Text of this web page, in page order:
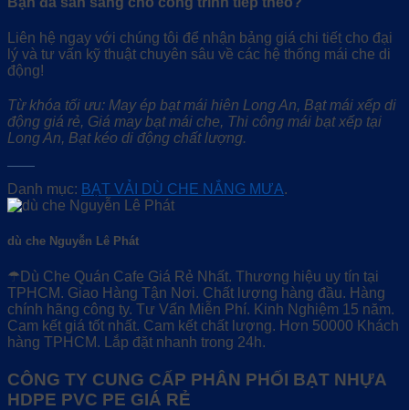
Liên hệ ngay với chúng tôi để nhận bảng giá chi tiết cho đại
lý và tư vấn kỹ thuật chuyên sâu về các hệ thống mái che di
động!
Từ khóa tối ưu: May ép bạt mái hiên Long An, Bạt mái xếp di
động giá rẻ, Giá may bạt mái che, Thi công mái bạt xếp tại
Long An, Bạt kéo di động chất lượng.
Danh mục: BẠT VẢI DÙ CHE NẮNG MƯA.
dù che Nguyễn Lê Phát
☂Dù Che Quán Cafe Giá Rẻ Nhất. Thương hiệu uy tín tại
TPHCM. Giao Hàng Tận Nơi. Chất lượng hàng đầu. Hàng
chính hãng công ty. Tư Vấn Miễn Phí. Kinh Nghiệm 15 năm.
Cam kết giá tốt nhất. Cam kết chất lượng. Hơn 50000 Khách
hàng TPHCM. Lắp đặt nhanh trong 24h.
CÔNG TY CUNG CẤP PHÂN PHỐI BẠT NHỰA
HDPE PVC PE GIÁ RẺ